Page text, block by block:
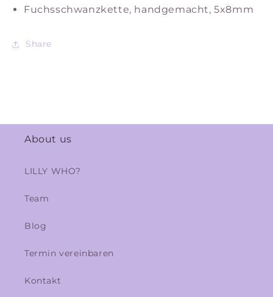
Fuchsschwanzkette, handgemacht, 5x8mm
Share
About us
LILLY WHO?
Team
Blog
Termin vereinbaren
Kontakt